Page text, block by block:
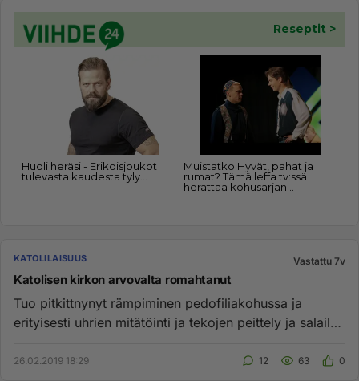
KATOLILAISUUS Vastattu 7v
Katolisen kirkon arvovalta romahtanut
Tuo pitkittnynyt rämpiminen pedofiliakohussa ja
erityisesti uhrien mitätöinti ja tekojen peittely ja salailu,
26.02.2019 18:29 12 63 0